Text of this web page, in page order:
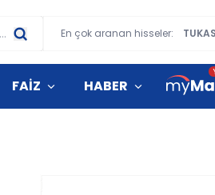
En çok aranan hisseler: TUKAS
FAİZ HABER